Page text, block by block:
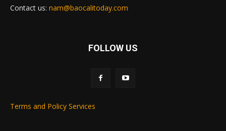
Contact us: nam@baocalitoday.com
FOLLOW US
Terms and Policy Services